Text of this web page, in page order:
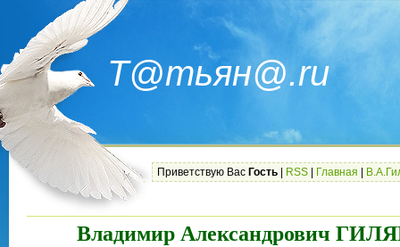
Т@тьян@.ru
Приветствую Вас Гость RSS Главная
Владимир Александрович